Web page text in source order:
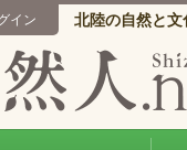
イン 北陸の自然と文